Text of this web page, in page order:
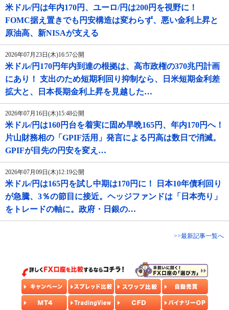
米ドル/円は年内170円、ユーロ/円は200円を視野に！
FOMC据え置きでも円安構造は変わらず、悪い金利上昇と
原油高、新NISAが支える
2026年07月23日(木)16:57公開
米ドル/円170円年内到達の根拠は、高市政権の370兆円計画
にあり！ 支出のため短期利回り抑制なら、日米短期金利差
拡大と、日本長期金利上昇を見越した…
2026年07月16日(木)15:48公開
米ドル/円は160円台を着実に固め早晩165円、年内170円へ！
片山財務相の「GPIF活用」発言による円高は数日で消滅。
GPIFが目先の円安を変え…
2026年07月09日(木)12:19公開
米ドル/円は165円を試し中期は170円に！ 日本10年債利回り
が急騰、3％の節目に接近。ヘッジファンドは「日本売り」
をトレードの軸に。政府・日銀の…
>>最新記事一覧へ